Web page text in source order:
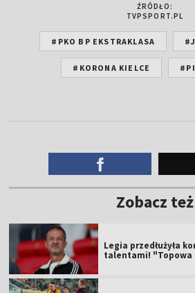
ŹRÓDŁO:
TVPSPORT.PL
#PKO BP EKSTRAKLASA
#KORONA KIELCE
Zobacz też
Legia przedłużyła
talentami! "Topowa